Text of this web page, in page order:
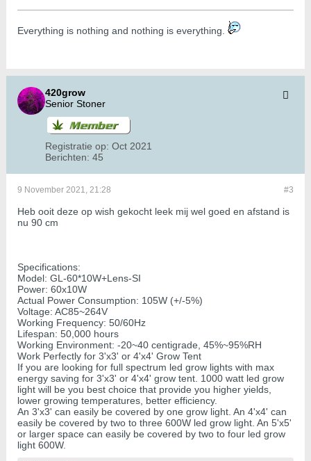
​​​​​​Everything is nothing and nothing is everything.
420grow
Senior Stoner
Registratie op: Oct 2021
Berichten: 45
#3
9 November 2021, 21:28
Heb ooit deze op wish gekocht leek mij wel goed en afstand is
nu 90 cm
Specifications:
Model: GL-60*10W+Lens-SI
Power: 60x10W
Actual Power Consumption: 105W (+/-5%)
Voltage: AC85~264V
Working Frequency: 50/60Hz
Lifespan: 50,000 hours
Working Environment: -20~40 centigrade, 45%~95%RH
Work Perfectly for 3'x3' or 4'x4' Grow Tent
If you are looking for full spectrum led grow lights with max
energy saving for 3'x3' or 4'x4' grow tent. 1000 watt led grow
light will be you best choice that provide you higher yields,
lower growing temperatures, better efficiency.
An 3'x3' can easily be covered by one grow light. An 4'x4' can
easily be covered by two to three 600W led grow light. An 5'x5'
or larger space can easily be covered by two to four led grow
light 600W.